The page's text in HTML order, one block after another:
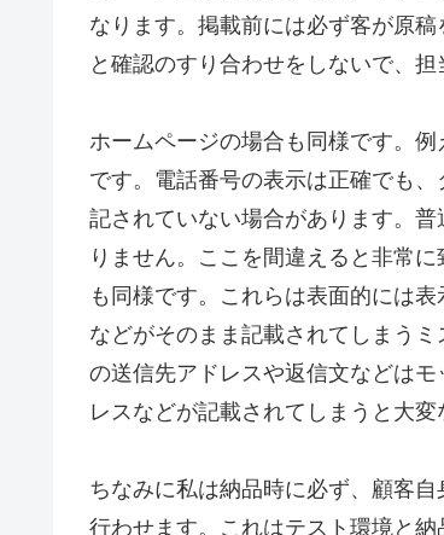
なります。掲載前には必ず客が原
と確認のすり合わせをしないで、
ホームページの場合も同様です。
です。電話番号の表示は正確でも
記されていない場合があります。
りません。ここを間違えると非常
も同様です。これらは表面的には
などがそのまま記載されてしまう
の送信先アドレスや返信文などは
レスなどが記載されてしまうと大変
ちなみに私は納品時に必ず、顧客
行わせます。これはテスト環境と